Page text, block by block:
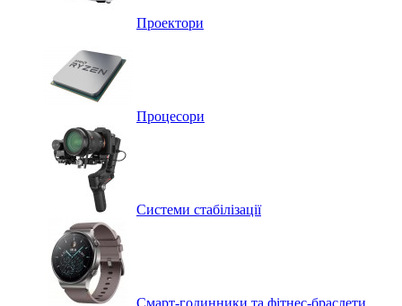
Проектори
Процесори
Системи стабілізації
Смарт-годинники та фітнес-браслети